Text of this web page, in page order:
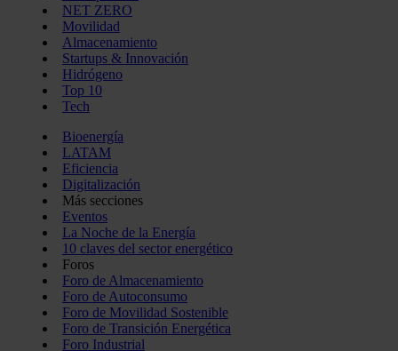
NET ZERO
Movilidad
Almacenamiento
Startups & Innovación
Hidrógeno
Top 10
Tech
Bioenergía
LATAM
Eficiencia
Digitalización
Más secciones
Eventos
La Noche de la Energía
10 claves del sector energético
Foros
Foro de Almacenamiento
Foro de Autoconsumo
Foro de Movilidad Sostenible
Foro de Transición Energética
Foro Industrial